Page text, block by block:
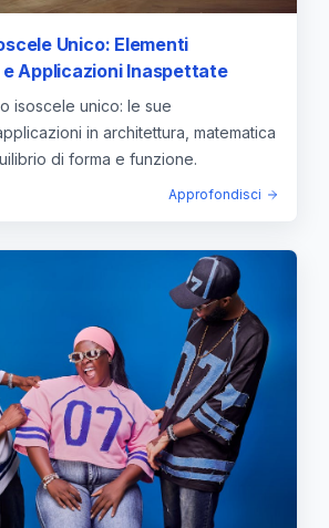
Unico: Elementi
e Applicazioni Inaspettate
isoscele unico: le sue
in architettura, matematica
di forma e funzione.
Approfondisci